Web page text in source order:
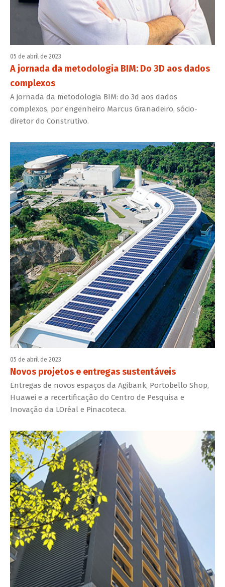
05 de abril de 2023
A jornada da metodologia BIM: Do 3D aos dados
complexos
A jornada da metodologia BIM: do 3d aos dados
complexos, por engenheiro Marcus Granadeiro, sócio-
diretor do Construtivo.
05 de abril de 2023
Novos projetos e entregas sustentáveis
Entregas de novos espaços da Agibank, Portobello Shop,
Huawei e a recertificação do Centro de Pesquisa e
Inovação da LOréal e Pinacoteca.